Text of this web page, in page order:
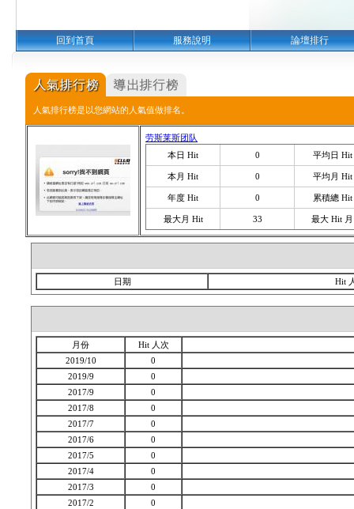
回到首頁 服務說明 論壇排行
人氣排行榜是以您網站的人氣值做排名。
劳斯莱斯团队
本日 Hit
0 平均日 Hit
本月 Hit 0 平均月 Hit
年度 Hit 0 累積總 Hit
最大月 Hit 33 最大 Hit 月
日期 Hit
月份
Hit 人次
2019/10
0
2019/9
0
2017/9
0
2017/8
0
2017/7
0
2017/6
0
2017/5
0
2017/4
0
2017/3
0
2017/2
0